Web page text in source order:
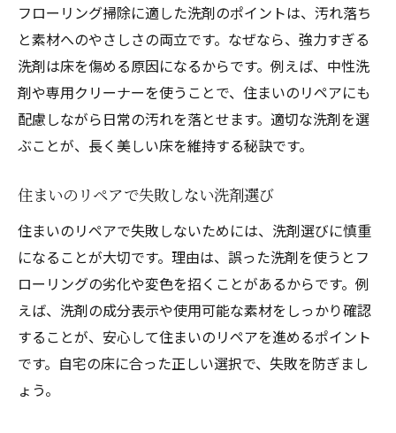
安全性と効果を両立した洗剤の選び方
手作りや自然派洗剤の代用ポイント
床拭きに最適な住まいのリペア洗剤
口コミで人気の代用洗剤活用術
住まいのリペア視点で代用品を選ぶ
活用術
住まいのリペアに役立つスプレー洗剤術
フローリング掃除の時短テクニック
おすすめスプレー洗剤の選び方解説
スプレー洗剤で手間を減らすコツ
住まいのリペアで実感できる効率化法
二度拭き不要なスプレー洗剤の活用
フローリング掃除に適した洗剤のポイントは、汚れ落ち
と素材へのやさしさの両立です。なぜなら、強力すぎる
洗剤は床を傷める原因になるからです。例えば、中性洗
剤や専用クリーナーを使うことで、住まいのリペアにも
配慮しながら日常の汚れを落とせます。適切な洗剤を選
ぶことが、長く美しい床を維持する秘訣です。
住まいのリペアで失敗しない洗剤選び
住まいのリペアで失敗しないためには、洗剤選びに慎重
になることが大切です。理由は、誤った洗剤を使うとフ
ローリングの劣化や変色を招くことがあるからです。例
えば、洗剤の成分表示や使用可能な素材をしっかり確認
することが、安心して住まいのリペアを進めるポイント
です。自宅の床に合った正しい選択で、失敗を防ぎまし
ょう。